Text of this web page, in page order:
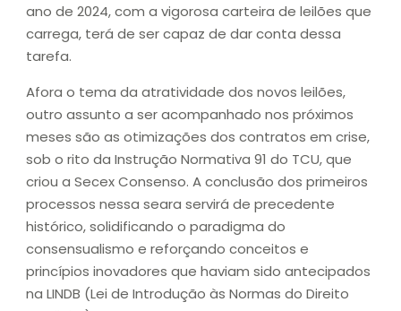
ano de 2024, com a vigorosa carteira de leilões que
carrega, terá de ser capaz de dar conta dessa
tarefa.
Afora o tema da atratividade dos novos leilões,
outro assunto a ser acompanhado nos próximos
meses são as otimizações dos contratos em crise,
sob o rito da Instrução Normativa 91 do TCU, que
criou a Secex Consenso. A conclusão dos primeiros
processos nessa seara servirá de precedente
histórico, solidificando o paradigma do
consensualismo e reforçando conceitos e
princípios inovadores que haviam sido antecipados
na LINDB (Lei de Introdução às Normas do Direito